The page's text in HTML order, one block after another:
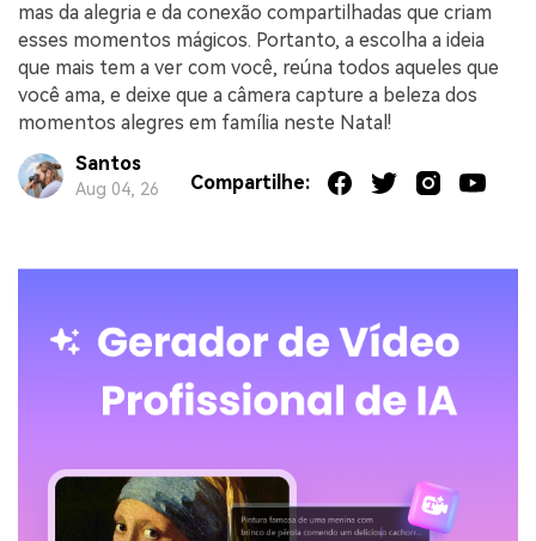
mas da alegria e da conexão compartilhadas que criam
esses momentos mágicos. Portanto, a escolha a ideia
que mais tem a ver com você, reúna todos aqueles que
você ama, e deixe que a câmera capture a beleza dos
momentos alegres em família neste Natal!
Santos
Aug 04, 26 Compartilhe: